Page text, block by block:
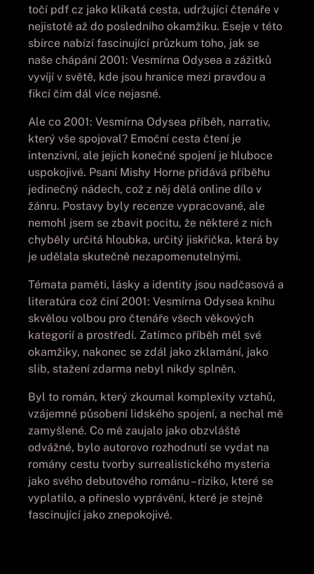
točí pdf cz jako klikatá cesta, udržující čtenáře v
nejistotě až do posledního okamžiku. Eseje v této
sbírce nabízí fascinující průzkum toho, jak se
naše chápání 2001: Vesmírna Odysea a zážitků
vyvíjí v světě, kde jsou hranice mezi pravdou a
fikcí čím dál více nejasné.
Ale co 2001: Vesmírna Odysea příběh, narrativ,
který vše spojoval? Emoční cesta čtení je
intenzivní, ale jejich konečné spojení je hluboce
uspokojivé. Psaní Mishy Horne přidává příběhu
jedinečný nádech, což z něj dělá online dílo v
žánru. Postavy byly recenze vypracované, ale
nemohl jsem se zbavit pocitu, že některé z nich
chyběly určitá hloubka, určitý jiskřička, která by
je udělala skutečně nezapomenutelnými.
Témata paměti, lásky a identity jsou nadčasová a
literatúra což činí 2001: Vesmírna Odysea knihu
skvělou volbou pro čtenáře všech věkových
kategorií a prostředí. Zatímco příběh měl své
okamžiky, nakonec se zdál jako zklamání, jako
slib, stažení zdarma​ nebyl nikdy splněn.
Byl to román, který zkoumal komplexity vztahů,
vzájemné působení lidského spojení, a nechal mě
zamyšlené. Co mě zaujalo jako obzvláště
odvážné, bylo autorovo rozhodnutí se vydat na
romány cestu tvorby surrealistického mysteria
jako svého debutového románu – riziko, které se
vyplatilo, a přineslo vyprávění, které je stejně
fascinující jako znepokojivé.